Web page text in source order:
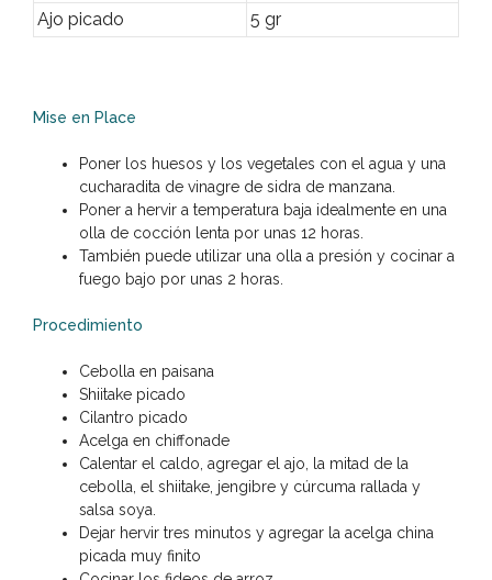
Ajo picado
5 gr
Mise en Place
Poner los huesos y los vegetales con el agua y una
cucharadita de vinagre de sidra de manzana.
Poner a hervir a temperatura baja idealmente en una
olla de cocción lenta por unas 12 horas.
También puede utilizar una olla a presión y cocinar a
fuego bajo por unas 2 horas.
Procedimiento
Cebolla en paisana
Shiitake picado
Cilantro picado
Acelga en chiffonade
Calentar el caldo, agregar el ajo, la mitad de la
cebolla, el shiitake, jengibre y cúrcuma rallada y
salsa soya.
Dejar hervir tres minutos y agregar la acelga china
picada muy finito